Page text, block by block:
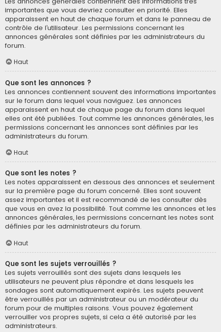
importantes que vous devriez consulter en priorité. Elles
apparaissent en haut de chaque forum et dans le panneau de
contrôle de l’utilisateur. Les permissions concernant les
annonces générales sont définies par les administrateurs du
forum.
Haut
Que sont les annonces ?
Les annonces contiennent souvent des informations importantes
sur le forum dans lequel vous naviguez. Les annonces
apparaissent en haut de chaque page du forum dans lequel
elles ont été publiées. Tout comme les annonces générales, les
permissions concernant les annonces sont définies par les
administrateurs du forum.
Haut
Que sont les notes ?
Les notes apparaissent en dessous des annonces et seulement
sur la première page du forum concerné. Elles sont souvent
assez importantes et il est recommandé de les consulter dès
que vous en avez la possibilité. Tout comme les annonces et les
annonces générales, les permissions concernant les notes sont
définies par les administrateurs du forum.
Haut
Que sont les sujets verrouillés ?
Les sujets verrouillés sont des sujets dans lesquels les
utilisateurs ne peuvent plus répondre et dans lesquels les
sondages sont automatiquement expirés. Les sujets peuvent
être verrouillés par un administrateur ou un modérateur du
forum pour de multiples raisons. Vous pouvez également
verrouiller vos propres sujets, si cela a été autorisé par les
administrateurs.